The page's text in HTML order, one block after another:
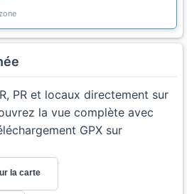
PR et locaux directement sur
la vue complète avec
GPX sur
la carte